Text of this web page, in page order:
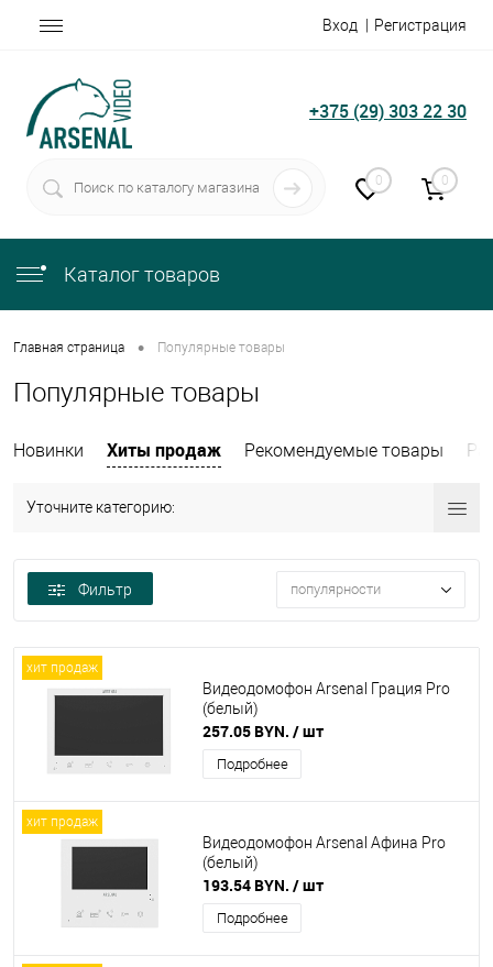
Вход Регистрация
+375 (29) 303 22 30
0 0
Каталог товаров
Главная страница • Популярные товары
Популярные товары
Новинки Хиты продаж Рекомендуемые товары
Уточните категорию:
Фильтр популярности
хит продаж
Видеодомофон Arsenal Грация Pro
(белый)
257.05 BYN. / шт
Подробнее
хит продаж
Видеодомофон Arsenal Афина Pro
(белый)
193.54 BYN. / шт
Подробнее